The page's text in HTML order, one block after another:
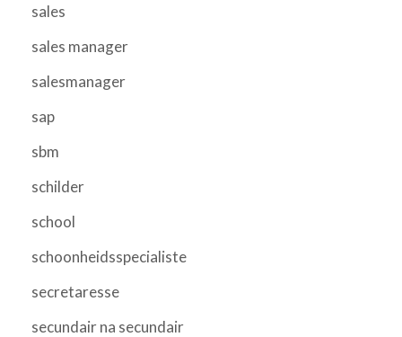
sales
sales manager
salesmanager
sap
sbm
schilder
school
schoonheidsspecialiste
secretaresse
secundair na secundair